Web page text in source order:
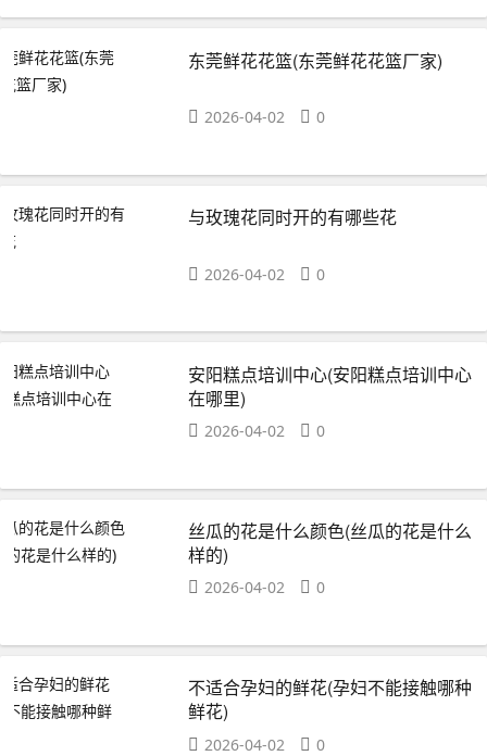
东莞鲜花花篮(东莞鲜花花篮厂家)
2026-04-02 0
与玫瑰花同时开的有哪些花
2026-04-02 0
安阳糕点培训中心(安阳糕点培训中心
在哪里)
2026-04-02 0
丝瓜的花是什么颜色(丝瓜的花是什么
样的)
2026-04-02 0
不适合孕妇的鲜花(孕妇不能接触哪种
鲜花)
2026-04-02 0